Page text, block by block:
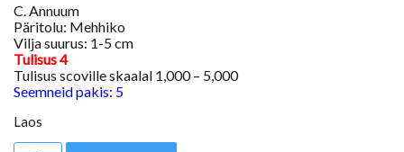
oli:
1,60 €.0,60 €.
C. Annuum
Päritolu: Mehhiko
Vilja suurus: 1-5 cm
Tulisus 4
Tulisus scoville skaalal 1,000 – 5,000
Seemneid pakis: 5
Laos
Catarina